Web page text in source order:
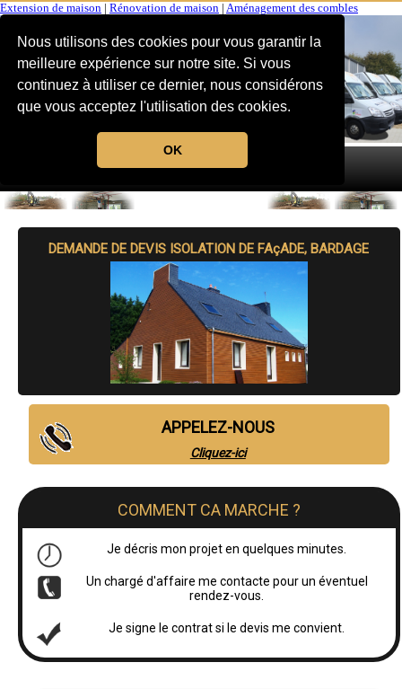
Nous utilisons des cookies pour vous garantir la
meilleure expérience sur notre site. Si vous
continuez à utiliser ce dernier, nous considérons
que vous acceptez l'utilisation des cookies.
OK
Extension de maison Rénovation de maison Aménagement des combles
MENU
DEMANDE DE DEVIS ISOLATION DE FAçADE, BARDAGE
APPELEZ-NOUS
Cliquez-ici
COMMENT CA MARCHE ?
Je décris mon projet en quelques minutes.
Un chargé d'affaire me contacte pour un éventuel
rendez-vous.
Je signe le contrat si le devis me convient.